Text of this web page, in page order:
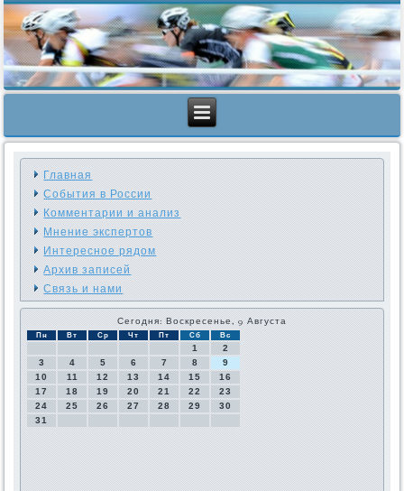
Главная
События в России
Комментарии и анализ
Мнение экспертов
Интересное рядом
Архив записей
Связь и нами
Сегодня: Воскресенье, 9 Августа
Пн Вт Ср Чт Пт Сб Вс
1
2
3
4 5 6 7 8
9
10
11 12 13 14 15
16
17
18 19 20 21 22
23
24
25 26 27 28 29
30
31